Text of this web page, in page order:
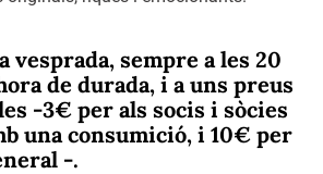
vesprada, sempre a les 20
de durada, i a uns preus
-3€ per als socis i sòcies
una consumició, i 10€ per
-.